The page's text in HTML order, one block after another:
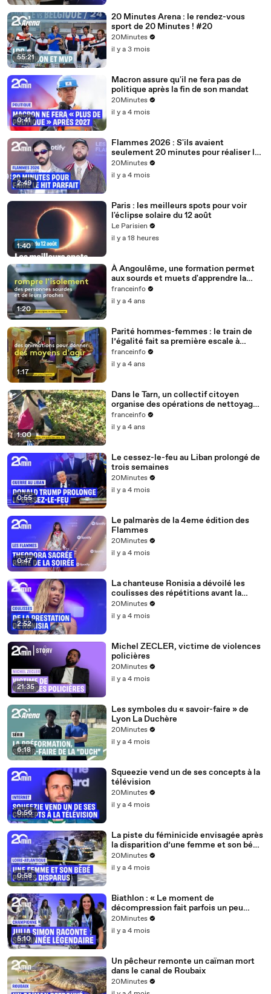
55:21
20 Minutes Arena : le rendez-vous
sport de 20 Minutes ! #20
20Minutes
il y a 3 mois
0:41
Macron assure qu'il ne fera pas de
politique après la fin de son mandat
20Minutes
il y a 4 mois
2:49
Flammes 2026 : S'ils avaient
seulement 20 minutes pour réaliser le
hit parfait, quelle serait la recette ?
20Minutes
il y a 4 mois
1:40
Paris : les meilleurs spots pour voir
l'éclipse solaire du 12 août
Le Parisien
il y a 18 heures
1:20
À Angoulême, une formation permet
aux sourds et muets d'apprendre la
langue des signes
franceinfo
il y a 4 ans
1:17
Parité hommes-femmes : le train de
l’égalité fait sa première escale à
Nantes
franceinfo
il y a 4 ans
1:00
Dans le Tarn, un collectif citoyen
organise des opérations de nettoyage
de la rivière Cérou
franceinfo
il y a 4 ans
0:55
Le cessez-le-feu au Liban prolongé de
trois semaines
20Minutes
il y a 4 mois
0:47
Le palmarès de la 4eme édition des
Flammes
20Minutes
il y a 4 mois
2:52
La chanteuse Ronisia a dévoilé les
coulisses des répétitions avant la
quatrième édition des Flammes
20Minutes
il y a 4 mois
21:35
Michel ZECLER, victime de violences
policières
20Minutes
il y a 4 mois
6:18
Les symboles du « savoir-faire » de
Lyon La Duchère
20Minutes
il y a 4 mois
0:56
Squeezie vend un de ses concepts à la
télévision
20Minutes
il y a 4 mois
0:58
La piste du féminicide envisagée après
la disparition d’une femme et son bébé
de 15 mois près de Nantes
20Minutes
il y a 4 mois
5:10
Biathlon : « Le moment de
décompression fait parfois un peu
peur »... Julia Simon et l'après saison
olympique
20Minutes
il y a 4 mois
Un pêcheur remonte un caïman mort
dans le canal de Roubaix
20Minutes